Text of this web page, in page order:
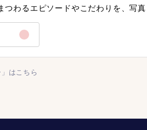
つわるエピソードやこだわりを、写真
はこちら